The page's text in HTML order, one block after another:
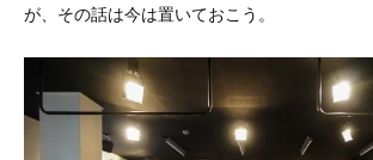
が、その話は今は置いておこう。